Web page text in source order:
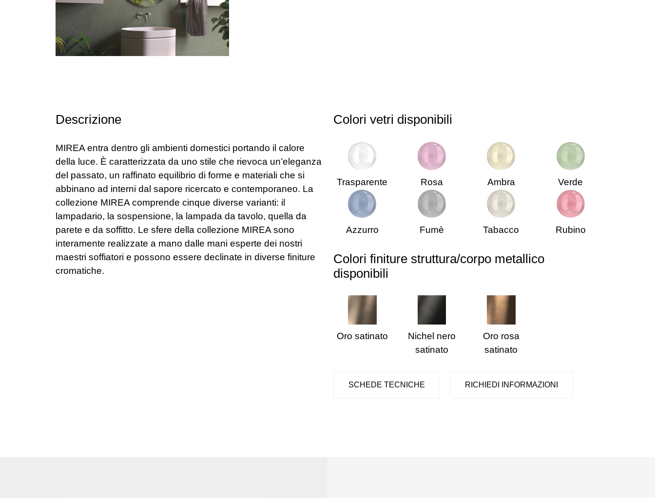
Descrizione
MIREA entra dentro gli ambienti domestici portando il calore
della luce. È caratterizzata da uno stile che rievoca un’eleganza
del passato, un raffinato equilibrio di forme e materiali che si
abbinano ad interni dal sapore ricercato e contemporaneo. La
collezione MIREA comprende cinque diverse varianti: il
lampadario, la sospensione, la lampada da tavolo, quella da
parete e da soffitto. Le sfere della collezione MIREA sono
interamente realizzate a mano dalle mani esperte dei nostri
maestri soffiatori e possono essere declinate in diverse finiture
cromatiche.
Colori vetri disponibili
Trasparente Rosa Ambra Verde
Azzurro Fumè Tabacco Rubino
Colori finiture struttura/corpo metallico
disponibili
Oro satinato
Nichel nero
satinato
Oro rosa
satinato
SCHEDE TECNICHE RICHIEDI INFORMAZIONI